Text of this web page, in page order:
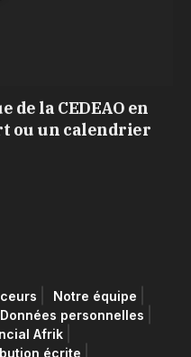
de la CEDEAO en
ou un calendrier
Notre équipe
personnelles
Afrik
écrite